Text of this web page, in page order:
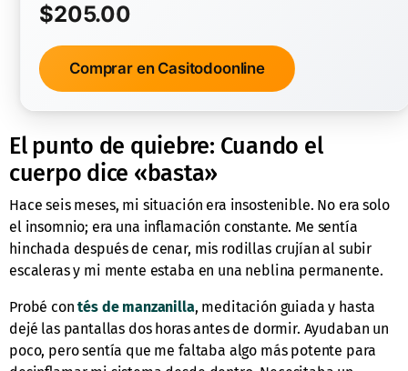
$205.00
Comprar en Casitodoonline
El punto de quiebre: Cuando el
cuerpo dice «basta»
Hace seis meses, mi situación era insostenible. No era solo
el insomnio; era una inflamación constante. Me sentía
hinchada después de cenar, mis rodillas crujían al subir
escaleras y mi mente estaba en una neblina permanente.
Probé contés de manzanilla, meditación guiada y hasta
dejé las pantallas dos horas antes de dormir. Ayudaban un
poco, pero sentía que me faltaba algo más potente para